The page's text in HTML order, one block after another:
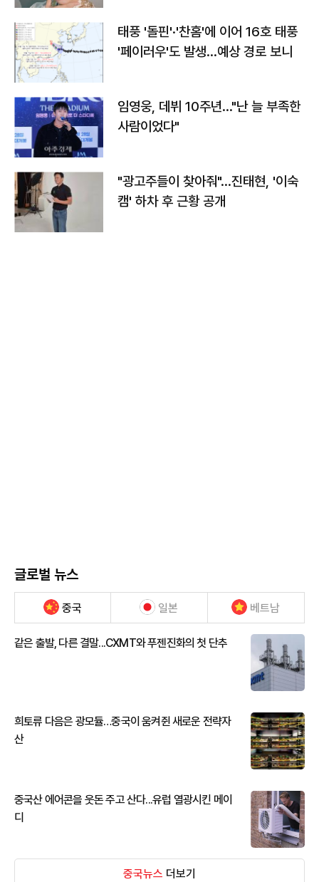
태풍 '돌핀'·'찬홈'에 이어 16호 태풍
'페이러우'도 발생…예상 경로 보니
임영웅, 데뷔 10주년…"난 늘 부족한
사람이었다"
"광고주들이 찾아줘"…진태현, '이숙
캠' 하차 후 근황 공개
글로벌 뉴스
중국 일본 베트남
같은 출발, 다른 결말...CXMT와 푸젠진화의 첫 단추
희토류 다음은 광모듈…중국이 움켜쥔 새로운 전략자
산
중국산 에어콘을 웃돈 주고 산다...유럽 열광시킨 메이
디
중국뉴스 더보기